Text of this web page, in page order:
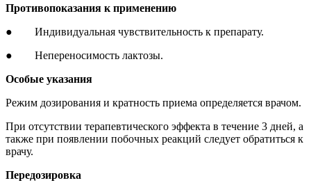
Противопоказания к применению
● Индивидуальная чувствительность к препарату.
● Непереносимость лактозы.
Особые указания
Режим дозирования и кратность приема определяется врачом.
При отсутствии терапевтического эффекта в течение 3 дней, а
также при появлении побочных реакций следует обратиться к
врачу.
Передозировка